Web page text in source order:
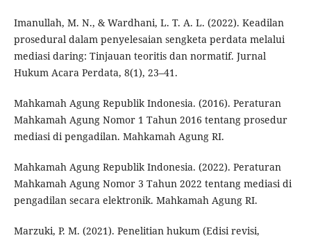
Imanullah, M. N., & Wardhani, L. T. A. L. (2022). Keadilan
prosedural dalam penyelesaian sengketa perdata melalui
mediasi daring: Tinjauan teoritis dan normatif. Jurnal
Hukum Acara Perdata, 8(1), 23–41.
Mahkamah Agung Republik Indonesia. (2016). Peraturan
Mahkamah Agung Nomor 1 Tahun 2016 tentang prosedur
mediasi di pengadilan. Mahkamah Agung RI.
Mahkamah Agung Republik Indonesia. (2022). Peraturan
Mahkamah Agung Nomor 3 Tahun 2022 tentang mediasi di
pengadilan secara elektronik. Mahkamah Agung RI.
Marzuki, P. M. (2021). Penelitian hukum (Edisi revisi,